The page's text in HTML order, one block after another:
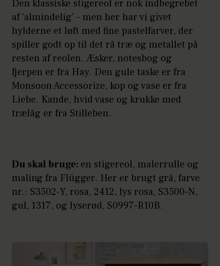
Den klassiske stigereol er nok indbegrebet
af ‘almindelig’ – men her har vi givet
hylderne et løft med fine pastelfarver, der
spiller godt op til det rå træ og metallet på
resten af reolen. Æsker, notesbog og
fjerpen er fra Hay. Den gule taske er fra
Monsoon Accessorize, kop og vase er fra
Liebe. Kande, hvid vase og krukke med
trælåg er fra Stilleben.
Du skal bruge: en stigereol, malerrulle og
maling fra Flügger. Her er brugt grå, farve
nr.: S3502-Y, rosa, 2412, lys rosa, S3500-N,
gul, 1317, og lyserød, S0997-R10B.